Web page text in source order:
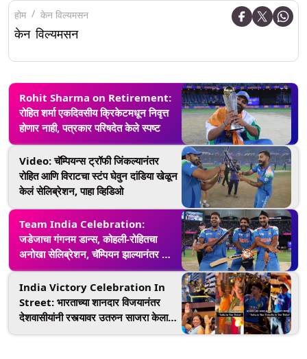
होम केन विल्यमसन
केन विल्यमसन
Rohit Sharma on Retirement:
रोहित शर्मा एकदिवसीय क्रिकेटमधून निवृत्त
होणार नाही, पत्रकार परिषदेत केले स्पष्ट
Video: चॅम्पियन्स ट्रॉफी जिंकल्यानंतर
रोहित आणि विराटचा स्टंप घेवुन दांडिया खेळून
केलं सेलिब्रेशन, पाहा व्हिडिओ
Team India Celebration:
जडेजाचा गंगनम डान्स, कोहली-रोहितचा
अनोखा सेलिब्रेशन, चॅम्पियन झाल्यानंतर टीम
इंडिया सेलिब्रेशनमध्ये मग्न
India Victory Celebration In
Street: भारताच्या शानदार विजयानंतर
देशवासीयांनी रस्त्यावर उतरुन साजरा केला